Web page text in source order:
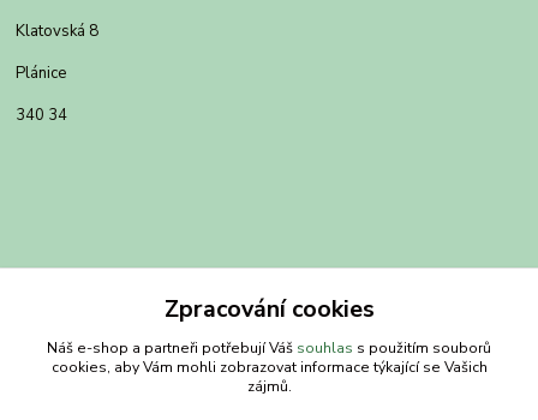
Klatovská 8
Plánice
340 34
Zpracování cookies
Náš e-shop a partneři potřebují Váš souhlas s použitím souborů
cookies, aby Vám mohli zobrazovat informace týkající se Vašich
zájmů.